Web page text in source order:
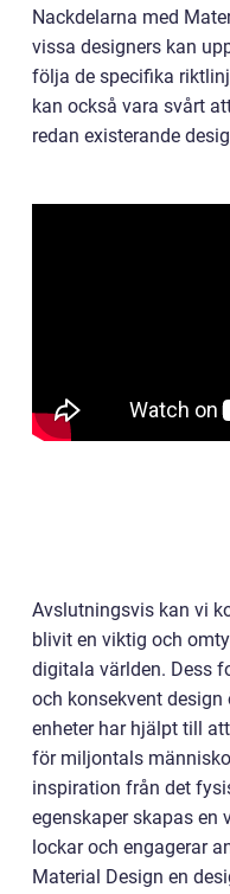
Nackdelarna med
vissa designers kan
följa de specifika
kan också vara svårt
redan existerande
Avslutningsvis kan vi
blivit en viktig och
digitala världen. Dess
och konsekvent
enheter har hjälpt till
för miljontals
inspiration från det
egenskaper skapas en
lockar och engagerar
Material Design en